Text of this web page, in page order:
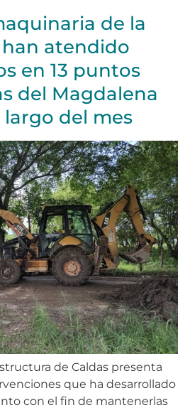
de la
atendido
en 13 puntos
del Magdalena
largo del mes
de Caldas presenta
que ha desarrollado
con el fin de mantenerlas